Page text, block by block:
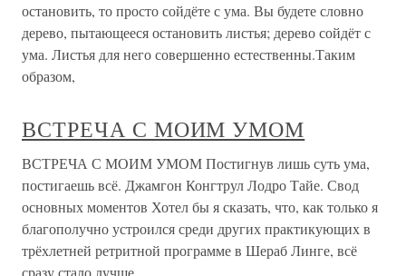
остановить, то просто сойдёте с ума. Вы будете словно
дерево, пытающееся остановить листья; дерево сойдёт с
ума. Листья для него совершенно естественны.Таким
образом,
ВСТРЕЧА С МОИМ УМОМ
ВСТРЕЧА С МОИМ УМОМ Постигнув лишь суть ума,
постигаешь всё. Джамгон Конгтрул Лодро Тайе. Свод
основных моментов Хотел бы я сказать, что, как только я
благополучно устроился среди других практикующих в
трёхлетней ретритной программе в Шераб Линге, всё